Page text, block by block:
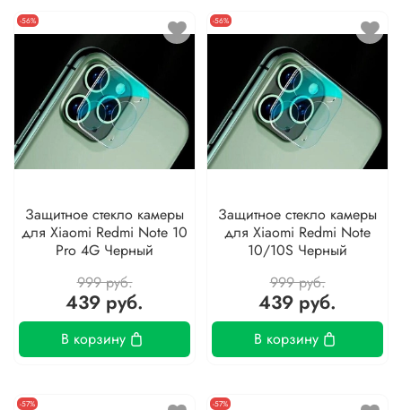
-56%
Защитное стекло камеры
для Xiaomi Redmi Note 10
Pro 4G Черный
999 руб.
439 руб.
В корзину
-56%
Защитное стекло камеры
для Xiaomi Redmi Note
10/10S Черный
999 руб.
439 руб.
В корзину
-57% -57%